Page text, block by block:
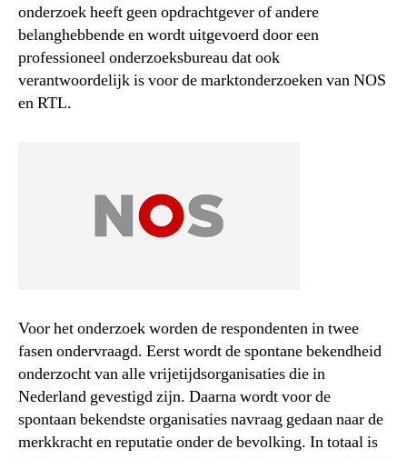
onderzoek heeft geen opdrachtgever of andere
belanghebbende en wordt uitgevoerd door een
professioneel onderzoeksbureau dat ook
verantwoordelijk is voor de marktonderzoeken van NOS
en RTL.
Voor het onderzoek worden de respondenten in twee
fasen ondervraagd. Eerst wordt de spontane bekendheid
onderzocht van alle vrijetijdsorganisaties die in
Nederland gevestigd zijn. Daarna wordt voor de
spontaan bekendste organisaties navraag gedaan naar de
merkkracht en reputatie onder de bevolking. In totaal is